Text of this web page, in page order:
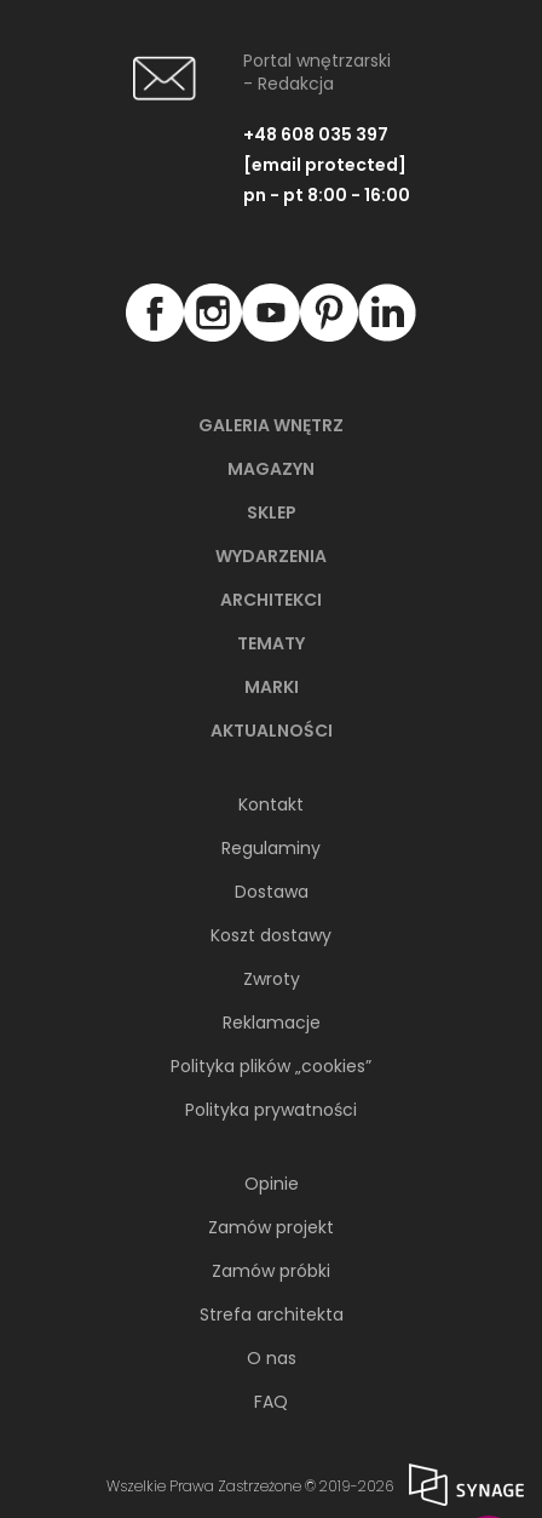
GALERIA WNĘTRZ
MAGAZYN
SKLEP
WYDARZENIA
ARCHITEKCI
TEMATY
MARKI
AKTUALNOŚCI
Kontakt
Regulaminy
Dostawa
Koszt dostawy
Zwroty
Reklamacje
Polityka plików „cookies”
Polityka prywatności
Opinie
Zamów projekt
Zamów próbki
Strefa architekta
O nas
FAQ
Portal wnętrzarski
- Redakcja
+48 608 035 397
[email protected]
pn - pt 8:00 - 16:00
Wszelkie Prawa Zastrzeżone © 2019-2026